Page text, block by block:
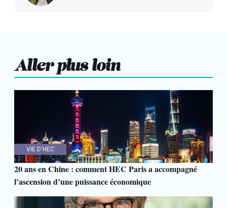
Aller plus loin
VIE D'HEC
20 ans en Chine : comment HEC Paris a accompagné
l’ascension d’une puissance économique